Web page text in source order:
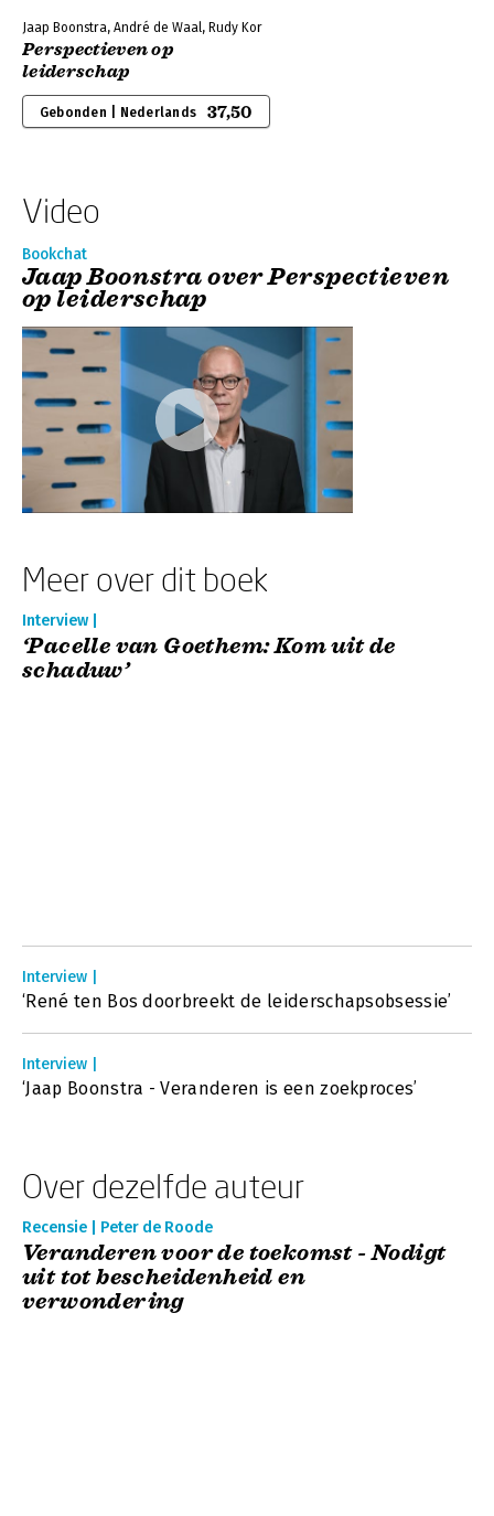
Jaap Boonstra, André de Waal, Rudy Kor
Perspectieven op
leiderschap
Gebonden | Nederlands 37,50
Video
Bookchat
Jaap Boonstra over Perspectieven
op leiderschap
Meer over dit boek
Interview |
‘Pacelle van Goethem: Kom uit de
schaduw’
Interview |
‘René ten Bos doorbreekt de leiderschapsobsessie’
Interview |
‘Jaap Boonstra - Veranderen is een zoekproces’
Over dezelfde auteur
Recensie | Peter de Roode
Veranderen voor de toekomst - Nodigt
uit tot bescheidenheid en
verwondering